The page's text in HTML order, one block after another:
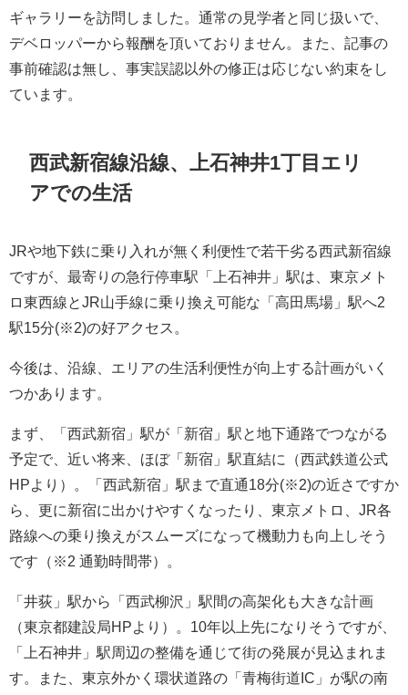
ギャラリーを訪問しました。通常の見学者と同じ扱いで、
デベロッパーから報酬を頂いておりません。また、記事の
事前確認は無し、事実誤認以外の修正は応じない約束をし
ています。
西武新宿線沿線、上石神井1丁目エリ
アでの生活
JRや地下鉄に乗り入れが無く利便性で若干劣る西武新宿線
ですが、最寄りの急行停車駅「上石神井」駅は、東京メト
ロ東西線とJR山手線に乗り換え可能な「高田馬場」駅へ2
駅15分(※2)の好アクセス。
今後は、沿線、エリアの生活利便性が向上する計画がいく
つかあります。
まず、「西武新宿」駅が「新宿」駅と地下通路でつながる
予定で、近い将来、ほぼ「新宿」駅直結に（西武鉄道公式
HPより）。「西武新宿」駅まで直通18分(※2)の近さですか
ら、更に新宿に出かけやすくなったり、東京メトロ、JR各
路線への乗り換えがスムーズになって機動力も向上しそう
です（※2 通勤時間帯）。
「井荻」駅から「西武柳沢」駅間の高架化も大きな計画
（東京都建設局HPより）。10年以上先になりそうですが、
「上石神井」駅周辺の整備を通じて街の発展が見込まれま
す。また、東京外かく環状道路の「青梅街道IC」が駅の南